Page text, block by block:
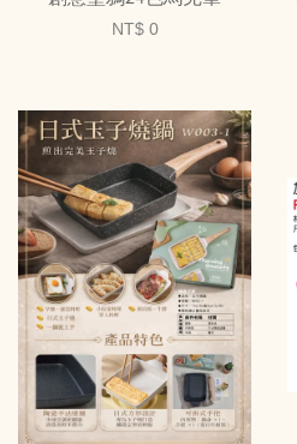
NT$ 0